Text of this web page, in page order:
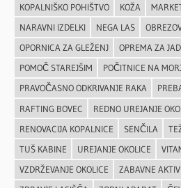
KOPALNIŠKO POHIŠTVO
KOŽA
NARAVNI IZDELKI
NEGA LAS
OPORNICA ZA GLEŽENJ
OPREMA ZA
POMOČ STAREJŠIM
POČITNICE NA
PRAVOČASNO ODKRIVANJE RAKA
RAFTING BOVEC
REDNO UREJANJE
RENOVACIJA KOPALNICE
SENČILA
TUŠ KABINE
UREJANJE OKOLICE
VZDRŽEVANJE OKOLICE
ZABAVNE